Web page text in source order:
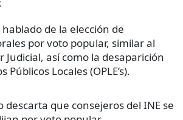
de la elección de
por voto popular, similar al
Judicial, así como la desaparición
Públicos Locales (OPLE’s).
descarta que consejeros del INE se